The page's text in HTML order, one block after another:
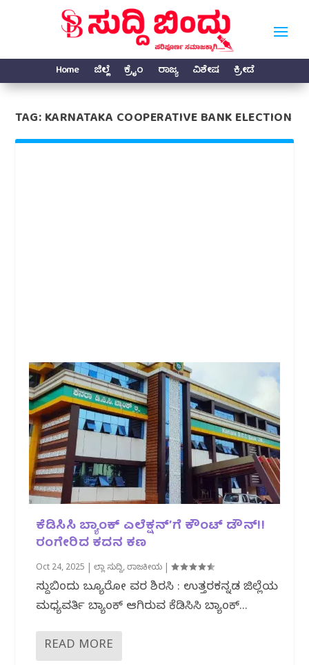
Home ಜಿಲ್ಲೆ ಕ್ರೈಂ ರಾಜ್ಯ ವಿಶೇಷ ಕ್ರೀಡೆ
TAG:KARNATAKA COOPERATIVE BANK ELECTION
ಕೆಡಿಸಿಸಿ ಬ್ಯಾಂಕ್ ಎಲೆಕ್ಷನ್’ಗೆ ಕೌಂಟ್ ಡೌನ್!!
ರಂಗೇರಿದ ಕದನ ಕಣ
Oct 24, 2025 |ಜಿಲ್ಲಾ ಸುದ್ದಿ,ರಾಜಕೀಯ |
ಸುದ್ದಿಬಿಂದು ಬ್ಯೂರೋ ವರದಿ ಶಿರಸಿ : ಉತ್ತರಕನ್ನಡ ಜಿಲ್ಲೆಯ
ಮಧ್ಯವರ್ತಿ ಬ್ಯಾಂಕ್ ಆಗಿರುವ ಕೆಡಿಸಿಸಿ ಬ್ಯಾಂಕ್...
READ MORE